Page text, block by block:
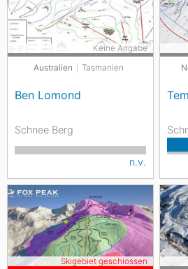
Australien Tasmanien
Ben Lomond
Keine Angabe
Schnee Berg
n.v.
Skigebiet geschlossen